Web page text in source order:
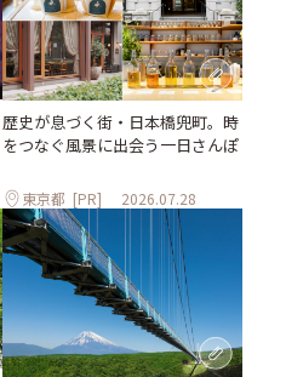
歴史が息づく街・日本橋兜町。時
をつなぐ風景に出会う一日さんぽ
東京都 [PR] 2026.07.28